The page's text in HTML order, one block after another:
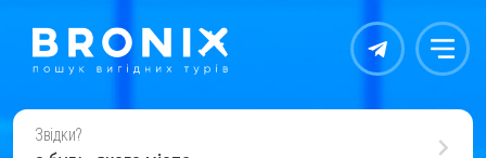
Контакты Меню
Звідки?